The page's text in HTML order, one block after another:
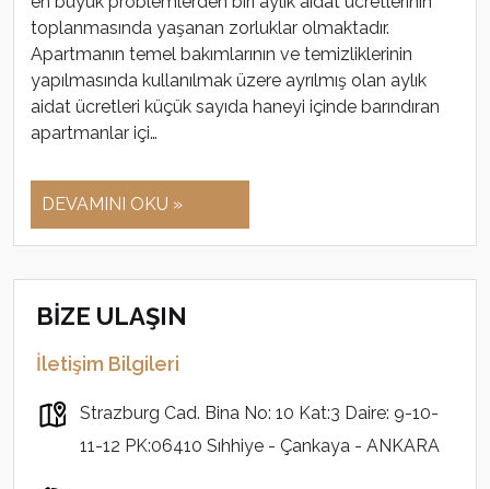
toplanmasında yaşanan zorluklar olmaktadır.
Apartmanın temel bakımlarının ve temizliklerinin
yapılmasında kullanılmak üzere ayrılmış olan aylık
aidat ücretleri küçük sayıda haneyi içinde barındıran
apartmanlar içi…
DEVAMINI OKU »
BİZE ULAŞIN
İletişim Bilgileri
Strazburg Cad. Bina No: 10 Kat:3 Daire: 9-10-
11-12 PK:06410 Sıhhiye - Çankaya - ANKARA